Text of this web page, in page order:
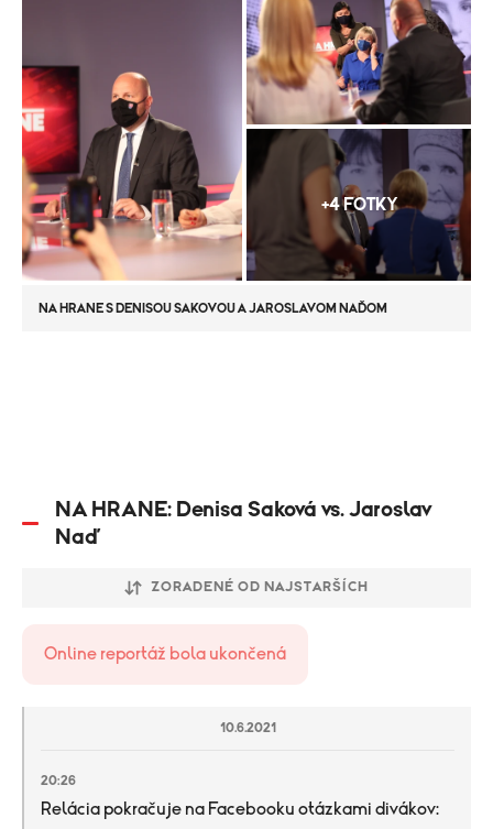
+4 FOTKY
NA HRANE S DENISOU SAKOVOU A JAROSLAVOM NAĎOM
NA HRANE: Denisa Saková vs. Jaroslav
Naď
ZORADENÉ OD NAJSTARŠÍCH
Online reportáž bola ukončená
10.6.2021
20:26
Relácia pokračuje na Facebooku otázkami divákov: